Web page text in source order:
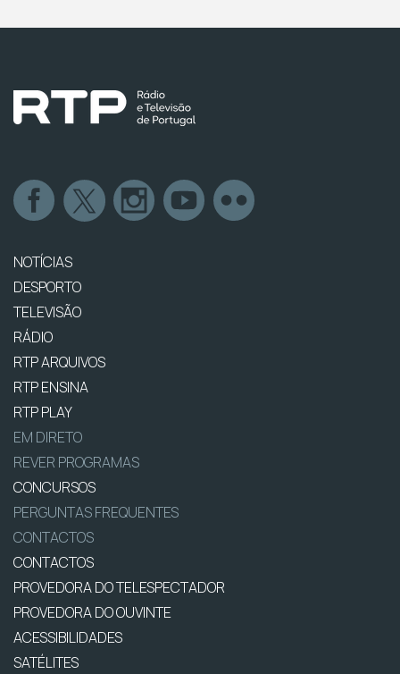
NOTÍCIAS
DESPORTO
TELEVISÃO
RÁDIO
RTP ARQUIVOS
RTP ENSINA
RTP PLAY
EM DIRETO
REVER PROGRAMAS
CONCURSOS
PERGUNTAS FREQUENTES
CONTACTOS
CONTACTOS
PROVEDORA DO TELESPECTADOR
PROVEDORA DO OUVINTE
ACESSIBILIDADES
SATÉLITES